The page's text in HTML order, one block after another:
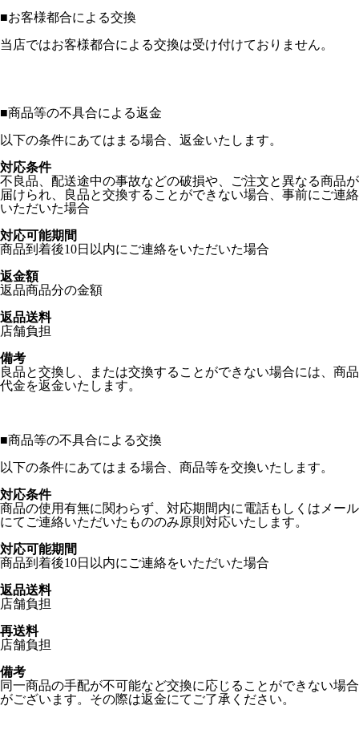
■お客様都合による交換
当店ではお客様都合による交換は受け付けておりません。
■商品等の不具合による返金
以下の条件にあてはまる場合、返金いたします。
対応条件
不良品、配送途中の事故などの破損や、ご注文と異なる商品が
届けられ、良品と交換することができない場合、事前にご連絡
いただいた場合
対応可能期間
商品到着後10日以内にご連絡をいただいた場合
返金額
返品商品分の金額
返品送料
店舗負担
備考
良品と交換し、または交換することができない場合には、商品
代金を返金いたします。
■商品等の不具合による交換
以下の条件にあてはまる場合、商品等を交換いたします。
対応条件
商品の使用有無に関わらず、対応期間内に電話もしくはメール
にてご連絡いただいたもののみ原則対応いたします。
対応可能期間
商品到着後10日以内にご連絡をいただいた場合
返品送料
店舗負担
再送料
店舗負担
備考
同一商品の手配が不可能など交換に応じることができない場合
がございます。その際は返金にてご了承ください。